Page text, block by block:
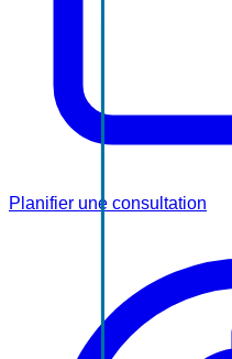
Planifier une consultation